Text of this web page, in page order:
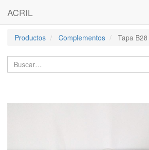
ACRIL
Productos Complementos Tapa B28